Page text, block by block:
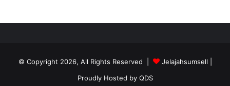
© Copyright 2026, All Rights Reserved | Jelajahsumsell
Proudly Hosted by QDS